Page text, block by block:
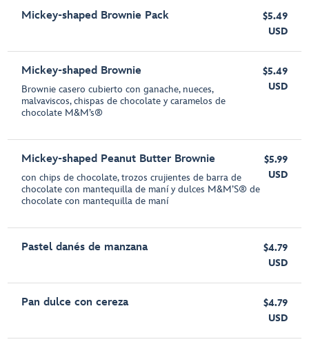
Mickey-shaped Brownie Pack
$5.49
USD
Mickey-shaped Brownie
Brownie casero cubierto con ganache, nueces,
malvaviscos, chispas de chocolate y caramelos de
chocolate M&M’s®️
$5.49
USD
Mickey-shaped Peanut Butter Brownie
con chips de chocolate, trozos crujientes de barra de
chocolate con mantequilla de maní y dulces M&M’S® de
chocolate con mantequilla de maní
$5.99
USD
Pastel danés de manzana
$4.79
USD
Pan dulce con cereza
$4.79
USD